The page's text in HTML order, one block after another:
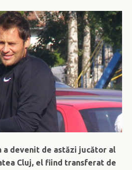
a devenit de astăzi jucător al
Cluj, el fiind transferat de